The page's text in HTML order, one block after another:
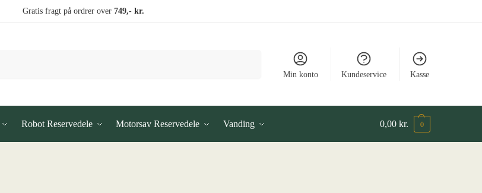
Gratis fragt på ordrer over 749,- kr.
Min konto Kundeservice Kasse
Robot Reservedele Motorsav Reservedele Vanding 0,00 kr. 0